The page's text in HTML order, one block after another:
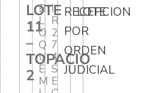
LOTE
11
–
TOPACIO
2
B
L
O
Q
U
E
M
I
R
2
7
4
S
E
RECEPCION
POR
ORDEN
JUDICIAL
LOTE